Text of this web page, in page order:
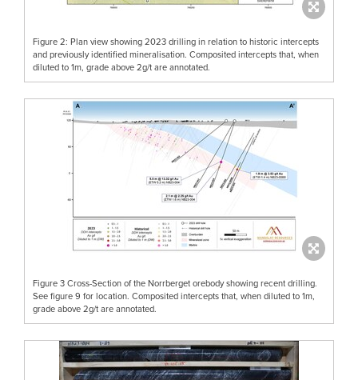
Figure 2: Plan view showing 2023 drilling in relation to historic intercepts
and previously identified mineralisation. Composited intercepts that, when
diluted to 1m, grade above 2g/t are annotated.
Figure 3 Cross-Section of the Norrberget orebody showing recent drilling.
See figure 9 for location. Composited intercepts that, when diluted to 1m,
grade above 2g/t are annotated.